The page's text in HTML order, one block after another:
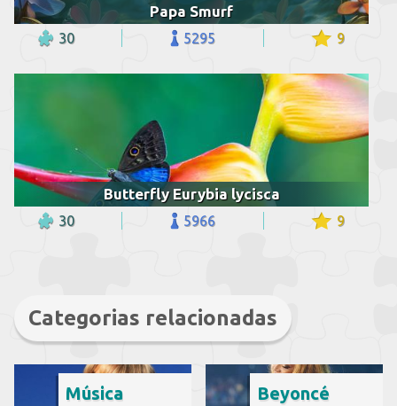
Papa Smurf
30 5295 9
Butterfly Eurybia lycisca
30 5966 9
Categorias relacionadas
Música Beyoncé